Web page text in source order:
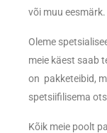
või muu eesmärk.
Oleme
meie käest saab
on pakketeibid,
spetsiifilisema
Kõik meie poolt